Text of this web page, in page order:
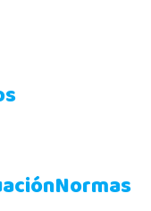
Normas